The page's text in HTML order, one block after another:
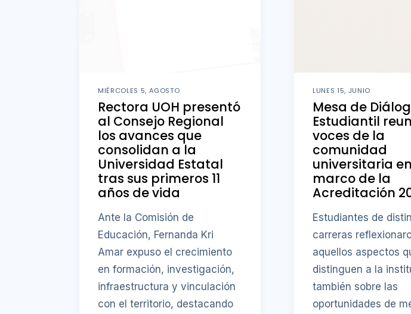
MIÉRCOLES 5, AGOSTO
Rectora UOH presentó
al Consejo Regional
los avances que
consolidan a la
Universidad Estatal
tras sus primeros 11
años de vida
Ante la Comisión de
Educación, Fernanda Kri
Amar expuso el crecimiento
en formación, investigación,
infraestructura y vinculación
con el territorio, destacando
LUNES 15, JUNIO
Mesa de
Estudiantil
voces de la
comunidad
universitaria
marco de la
Acreditación
Estudiantes de
carreras
aquellos aspectos
distinguen a la
también sobre las
oportunidades de